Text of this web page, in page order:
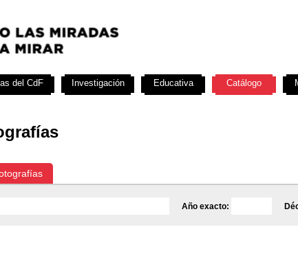
Año exacto:
del CdF Investigación Educativa Catálogo